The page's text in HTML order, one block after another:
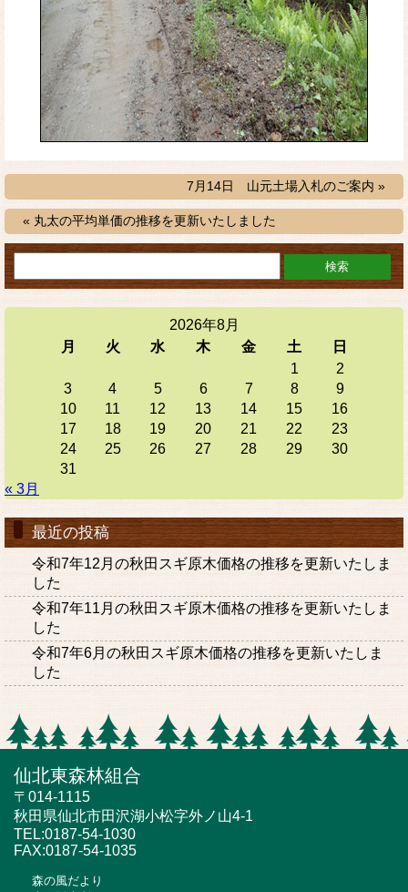
7月14日 山元土場入札のご案内 »
« 丸太の平均単価の推移を更新いたしました
2026年8月
月
火 水 木 金 土
日
1
2
3
4 5 6 7 8
9
10
11 12 13 14 15
16
17
18 19 20 21 22
23
24
25 26 27 28 29
30
31
« 3月
最近の投稿
令和7年12月の秋田スギ原木価格の推移を更新いたしま
した
令和7年11月の秋田スギ原木価格の推移を更新いたしま
した
令和7年6月の秋田スギ原木価格の推移を更新いたしま
した
仙北東森林組合
〒014-1115
秋田県仙北市田沢湖小松字外ノ山4-1
TEL:0187-54-1030
FAX:0187-54-1035
森の風だより